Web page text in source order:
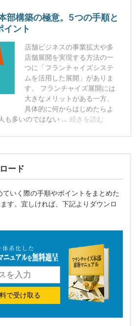
ード
いく際の手順やポイントをまとめた
す。宜しければ、下記よりダウンロ
で受け取る